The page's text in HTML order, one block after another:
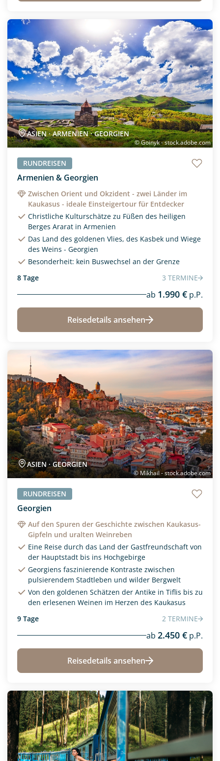
© Goinyk - stock.adobe.com
ASIEN · ARMENIEN · GEORGIEN
RUNDREISEN
Armenien & Georgien
Zwischen Orient und Okzident - zwei Länder im
Kaukasus - ideale Einsteigertour für Entdecker
Christliche Kulturschätze zu Füßen des heiligen
Berges Ararat in Armenien
Das Land des goldenen Vlies, des Kasbek und Wiege
des Weins - Georgien
Besonderheit: kein Buswechsel an der Grenze
8 Tage
3 TERMINE
ab 1.990 € p.P.
Reisedetails ansehen
Neu
© Mikhail - stock.adobe.com
ASIEN · GEORGIEN
RUNDREISEN
Georgien
Auf den Spuren der Geschichte zwischen Kaukasus-
Gipfeln und uralten Weinreben
Eine Reise durch das Land der Gastfreundschaft von
der Hauptstadt bis ins Hochgebirge
Georgiens faszinierende Kontraste zwischen
pulsierendem Stadtleben und wilder Bergwelt
Von den goldenen Schätzen der Antike in Tiflis bis zu
den erlesenen Weinen im Herzen des Kaukasus
9 Tage
2 TERMINE
ab 2.450 € p.P.
Reisedetails ansehen
Neu